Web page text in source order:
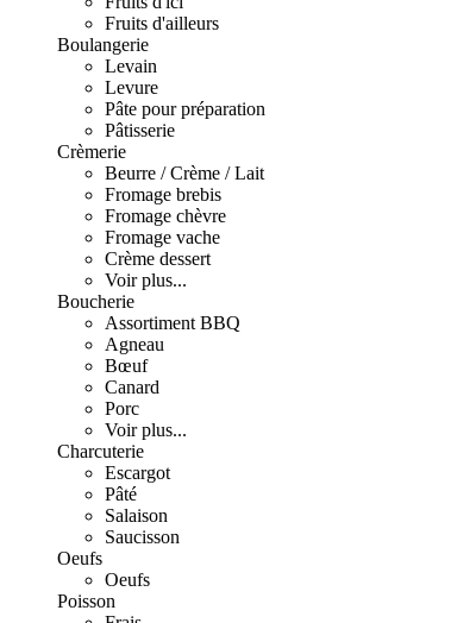
Fruits d'ailleurs
Boulangerie
Levain
Levure
Pâte pour préparation
Pâtisserie
Crèmerie
Beurre / Crème / Lait
Fromage brebis
Fromage chèvre
Fromage vache
Crème dessert
Voir plus...
Boucherie
Assortiment BBQ
Agneau
Bœuf
Canard
Porc
Voir plus...
Charcuterie
Escargot
Pâté
Salaison
Saucisson
Oeufs
Oeufs
Poisson